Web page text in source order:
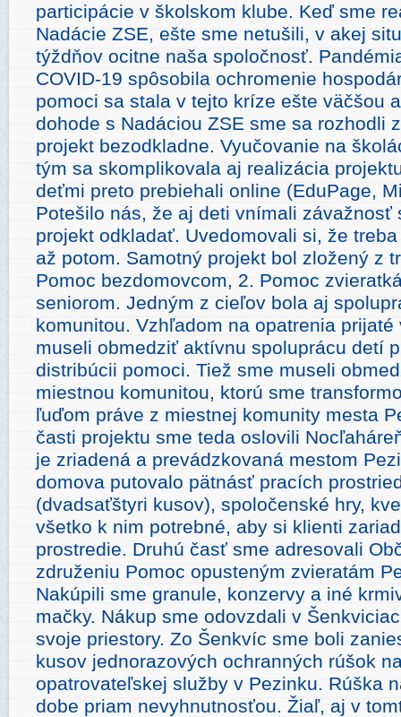
participácie v školskom klube. Keď sme
Nadácie ZSE, ešte sme netušili, v akej
týždňov ocitne naša spoločnosť.
COVID-19 spôsobila ochromenie
pomoci sa stala v tejto kríze ešte väčšou
dohode s Nadáciou ZSE sme sa rozhodli
projekt bezodkladne. Vyučovanie na
tým sa skomplikovala aj realizácia
deťmi preto prebiehali online (EduPage,
Potešilo nás, že aj deti vnímali závažnosť
projekt odkladať. Uvedomovali si, že
až potom. Samotný projekt bol zložený z
Pomoc bezdomovcom, 2. Pomoc
seniorom. Jedným z cieľov bola aj
komunitou. Vzhľadom na opatrenia prijaté
museli obmedziť aktívnu spoluprácu detí
distribúcii pomoci. Tiež sme museli
miestnou komunitou, ktorú sme
ľuďom práve z miestnej komunity mesta
časti projektu sme teda oslovili
je zriadená a prevádzkovaná mestom
domova putovalo pätnásť pracích
(dvadsaťštyri kusov), spoločenské hry,
všetko k nim potrebné, aby si klienti
prostredie. Druhú časť sme adresovali
združeniu Pomoc opusteným zvieratám
Nakúpili sme granule, konzervy a iné
mačky. Nákup sme odovzdali v
svoje priestory. Zo Šenkvíc sme boli
kusov jednorazových ochranných rúšok
opatrovateľskej služby v Pezinku. Rúška
dobe priam nevyhnutnosťou. Žiaľ, aj v